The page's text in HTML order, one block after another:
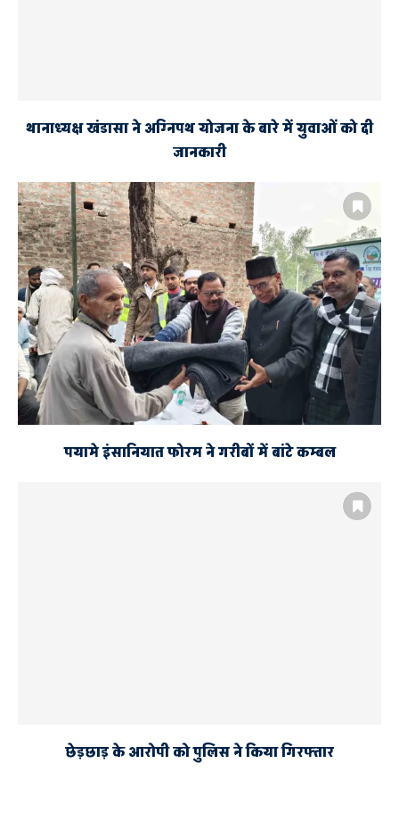
थानाध्यक्ष खंडासा ने अग्निपथ योजना के बारे में युवाओं को दी
जानकारी
पयामे इंसानियात फोरम ने गरीबों में बांटे कम्बल
छेड़छाड़ के आरोपी को पुलिस ने किया गिरफ्तार